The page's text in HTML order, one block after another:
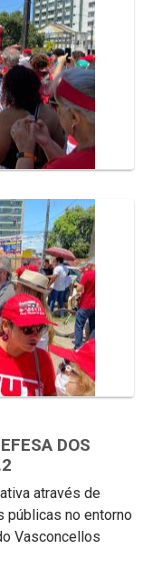
DOS
através de
públicas no entorno
Vasconcellos